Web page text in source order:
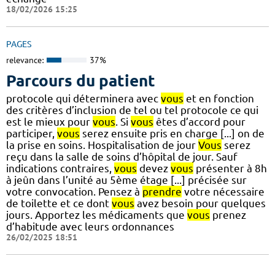
18/02/2026 15:25
PAGES
relevance: 37%
Parcours du patient
protocole qui déterminera avec vous et en fonction
des critères d’inclusion de tel ou tel protocole ce qui
est le mieux pour vous . Si vous êtes d’accord pour
participer, vous serez ensuite pris en charge [...] on de
la prise en soins. Hospitalisation de jour Vous serez
reçu dans la salle de soins d’hôpital de jour. Sauf
indications contraires, vous devez vous présenter à 8h
à jeûn dans l’unité au 5ème étage [...] précisée sur
votre convocation. Pensez à prendre votre nécessaire
de toilette et ce dont vous avez besoin pour quelques
jours. Apportez les médicaments que vous prenez
d’habitude avec leurs ordonnances
26/02/2025 18:51